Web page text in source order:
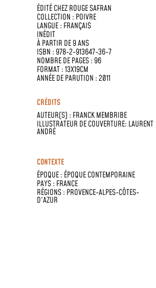
ÉDITÉ CHEZROUGE SAFRAN
COLLECTION : POIVRE
LANGUE : FRANÇAIS
INÉDIT
À PARTIR DE 9 ANS
ISBN : 978-2-913647-36-7
NOMBRE DE PAGES : 96
FORMAT : 13X19CM
ANNÉE DE PARUTION : 2011
CRÉDITS
AUTEUR(S) : FRANCK MEMBRIBE
ILLUSTRATEUR DE COUVERTURE: LAURENT
ANDRÉ
CONTEXTE
ÉPOQUE : ÉPOQUE CONTEMPORAINE
PAYS : FRANCE
RÉGIONS : PROVENCE-ALPES-CÔTES-
D'AZUR